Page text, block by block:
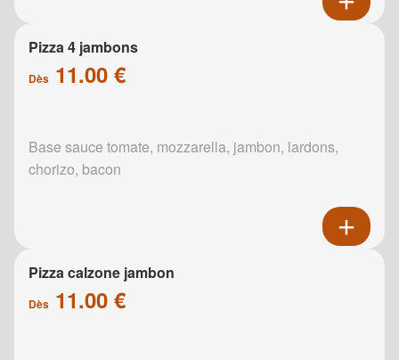
Pizza 4 jambons
Dès 11.00 €
Base sauce tomate, mozzarella, jambon, lardons,
chorizo, bacon
Pizza calzone jambon
Dès 11.00 €